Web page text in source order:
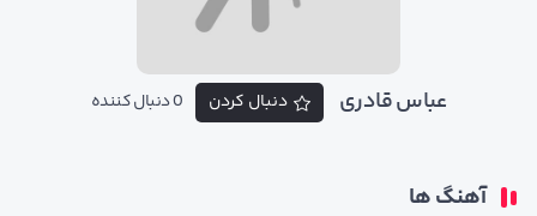
عباس قادری دنبال کردن 0 دنبال کننده
آهنگ ها